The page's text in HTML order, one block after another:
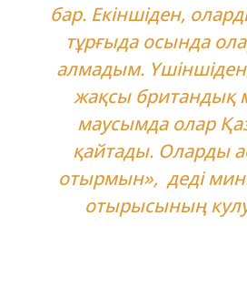
бар. Екіншіден,
тұрғыда осында
алмадым.
жақсы британдық
маусымда олар
қайтады. Оларды
отырмын», деді
отырысының